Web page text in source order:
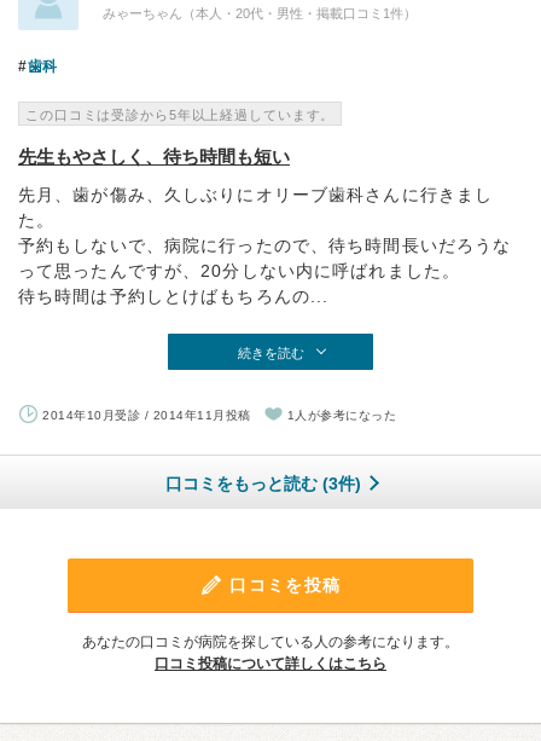
みゃーちゃん（本人・20代・男性・掲載口コミ1件）
歯科
この口コミは受診から5年以上経過しています。
先生もやさしく、待ち時間も短い
先月、歯が傷み、久しぶりにオリーブ歯科さんに行きまし
た。
予約もしないで、病院に行ったので、待ち時間長いだろうな
って思ったんですが、20分しない内に呼ばれました。
待ち時間は予約しとけばもちろんの...
続きを読む
2014年10月受診 / 2014年11月投稿 1人が参考になった
口コミをもっと読む (3件)
口コミを投稿
あなたの口コミが病院を探している人の参考になります。
口コミ投稿について詳しくはこちら